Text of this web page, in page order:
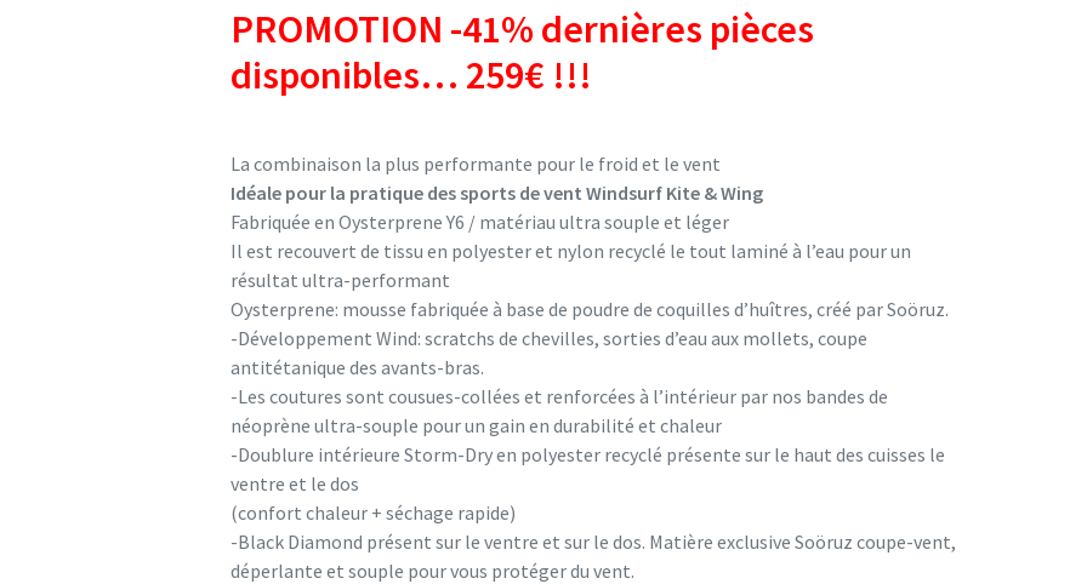
taille
MPROMOTION -41% dernières pièces
disponibles… 259€ !!!
La combinaison la plus performante pour le froid et le vent
Idéale pour la pratique des sports de vent Windsurf Kite & Wing
Fabriquée en Oysterprene Y6 / matériau ultra souple et léger
Il est recouvert de tissu en polyester et nylon recyclé le tout laminé à l’eau pour un
résultat ultra-performant
Oysterprene: mousse fabriquée à base de poudre de coquilles d’huîtres, créé par Soöruz.
-Développement Wind: scratchs de chevilles, sorties d’eau aux mollets, coupe
antitétanique des avants-bras.
-Les coutures sont cousues-collées et renforcées à l’intérieur par nos bandes de
néoprène ultra-souple pour un gain en durabilité et chaleur
-Doublure intérieure Storm-Dry en polyester recyclé présente sur le haut des cuisses le
ventre et le dos
(confort chaleur + séchage rapide)
-Black Diamond présent sur le ventre et sur le dos. Matière exclusive Soöruz coupe-vent,
déperlante et souple pour vous protéger du vent.